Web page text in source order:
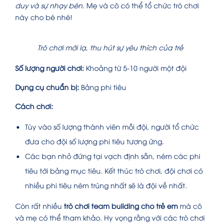
duy và sự nhạy bén. Mẹ và cô có thể tổ chức trò chơi
này cho bé nhé!
Trò chơi mới lạ, thu hút sự yêu thích của trẻ
Số lượng người chơi: Khoảng từ 5-10 người một đội
Dụng cụ chuẩn bị: Bảng phi tiêu
Cách chơi:
Tùy vào số lượng thành viên mỗi đội, người tổ chức
đưa cho đội số lượng phi tiêu tương ứng.
Các bạn nhỏ đứng tại vạch định sẵn, ném các phi
tiêu tới bảng mục tiêu. Kết thúc trò chơi, đội chơi có
nhiều phi tiêu ném trúng nhất sẽ là đội về nhất.
Còn rất nhiều trò chơi team building cho trẻ em mà cô
và mẹ có thể tham khảo. Hy vọng rằng với các trò chơi